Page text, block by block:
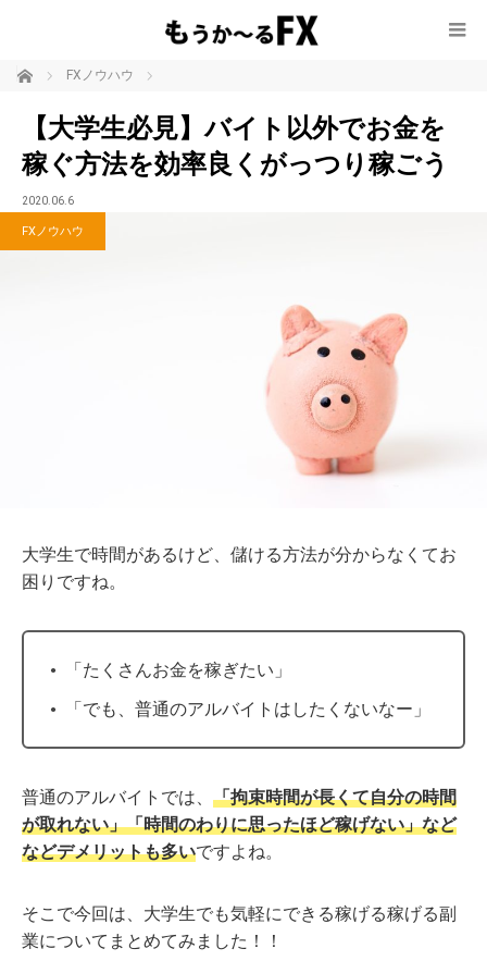
ホーム FXノウハウ
【大学生必見】バイト以外でお金を
稼ぐ方法を効率良くがっつり稼ごう
FXノウハウ
2020.06.6
大学生で時間があるけど、儲ける方法が分からなくてお
困りですね。
「たくさんお金を稼ぎたい」
「でも、普通のアルバイトはしたくないなー」
普通のアルバイトでは、 「拘束時間が長くて自分の時間
が取れない」「時間のわりに思ったほど稼げない」など
などデメリットも多いですよね。
そこで今回は、大学生でも気軽にできる稼げる稼げる副
業についてまとめてみました！！